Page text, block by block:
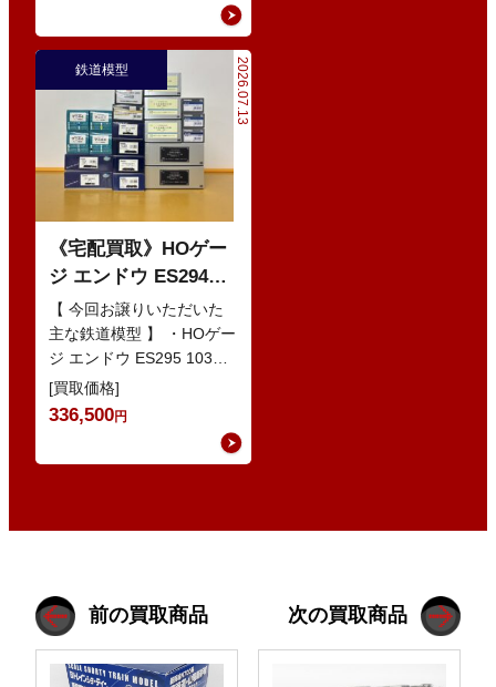
2026.07.13
鉄道模型
《宅配買取》HOゲー
ジ エンドウ ES294
103系1200番代 東西線
色 基本5輌 Nセット
などの鉄道模型
【 今回お譲りいただいた
主な鉄道模型 】 ・HOゲー
ジ エンドウ ES295 103系
1200番代 東西線色 中間5
輌 Oセット …
[買取価格]
336,500円
前の買取商品 次の買取商品